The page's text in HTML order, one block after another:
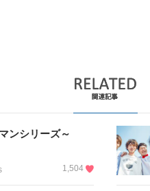
ンシリーズ～
1,504